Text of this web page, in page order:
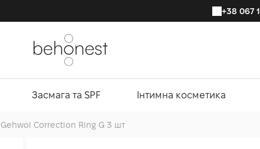
+38 067
Засмага та SPF Інтимна косметика
Gehwol Correction Ring G 3 шт